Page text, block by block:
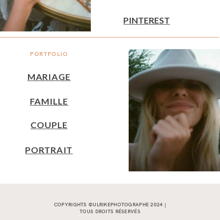
PORTFOLIO
MARIAGE
FAMILLE
PINTEREST
COUPLE
PORTRAIT
COPYRIGHTS ©ULRIKEPHOTOGRAPHE 2024 |
TOUS DROITS RÉSERVÉS